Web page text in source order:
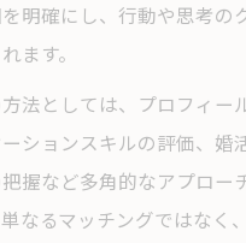
婚相談所がすすめるコミ
談所が導く理想の未来へ
婚相談所で描く理想の結
婚相談所が支える新たな
秘訣
明確にし、行動や思考の
ます。
法としては、プロフィー
ションスキルの評価、婚
握など多角的なアプロー
なるマッチングではなく